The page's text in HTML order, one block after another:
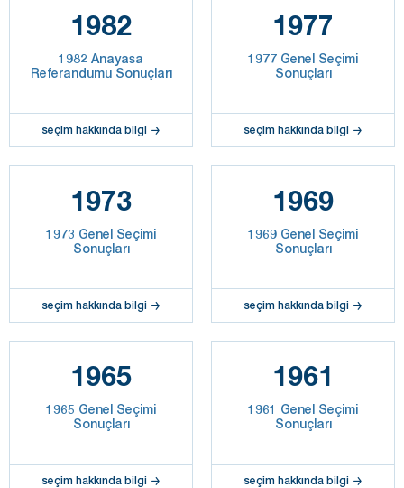
1982
1982 Anayasa
Referandumu Sonuçları
seçim hakkında bilgi
1977
1977 Genel Seçimi
Sonuçları
seçim hakkında bilgi
1973
1973 Genel Seçimi
Sonuçları
seçim hakkında bilgi
1969
1969 Genel Seçimi
Sonuçları
seçim hakkında bilgi
1965
1965 Genel Seçimi
Sonuçları
seçim hakkında bilgi
1961
1961 Genel Seçimi
Sonuçları
seçim hakkında bilgi